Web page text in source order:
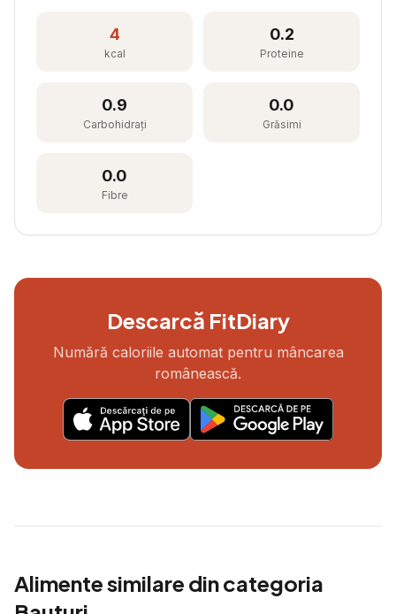
4
kcal
0.2
Proteine
0.9
Carbohidrați
0.0
Grăsimi
0.0
Fibre
Descarcă FitDiary
Numără caloriile automat pentru mâncarea
românească.
Alimente similare din categoria